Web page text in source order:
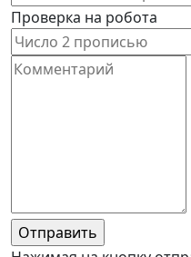
Проверка на робота